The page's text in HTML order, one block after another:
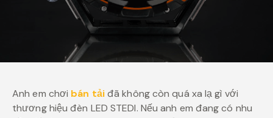
Anh em chơi bán tảiđã không còn quá xa lạ gì với
thương hiệu đèn LED STEDI. Nếu anh em đang có nhu